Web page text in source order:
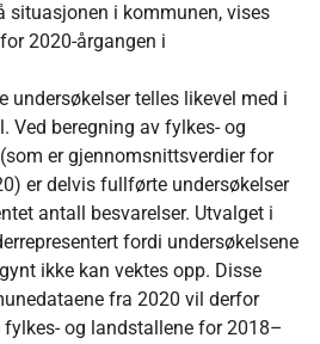
situasjonen i kommunen, vises
2020-årgangen i
undersøkelser telles likevel med i
Ved beregning av fylkes- og
er gjennomsnittsverdier for
er delvis fullførte undersøkelser
antall besvarelser. Utvalget i
fordi undersøkelsene
ikke kan vektes opp. Disse
fra 2020 vil derfor
fylkes- og landstallene for 2018–